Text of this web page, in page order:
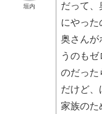
垣内
だって、
にやった
奥さんが
うのも
のだった
だけど、
家族のた